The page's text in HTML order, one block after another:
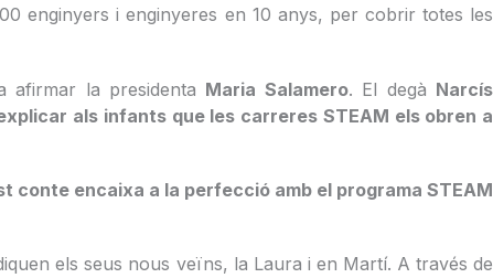
enginyers i enginyeres en 10 anys, per cobrir totes les
afirmar la presidenta Maria Salamero. El degà Narcís
als infants que les carreres STEAM els obren a
conte encaixa a la perfecció amb el programa STEAM
els seus nous veïns, la Laura i en Martí. A través de